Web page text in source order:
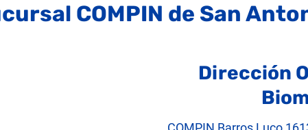
COMPIN de San
Dirección